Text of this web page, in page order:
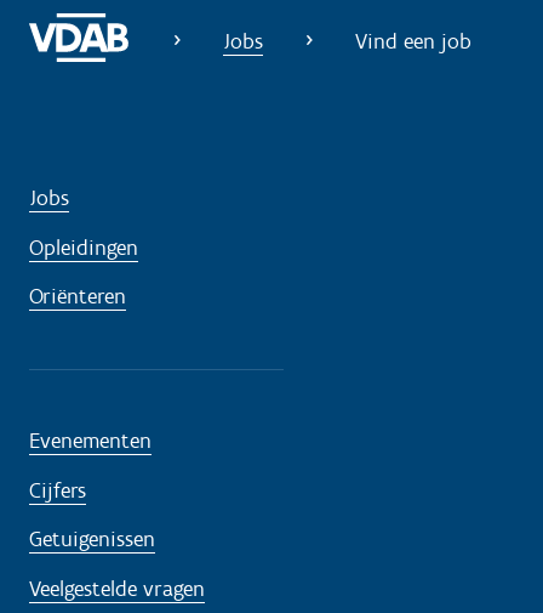
Jobs Vind een job
Jobs
Opleidingen
Oriënteren
Evenementen
Cijfers
Getuigenissen
Veelgestelde vragen